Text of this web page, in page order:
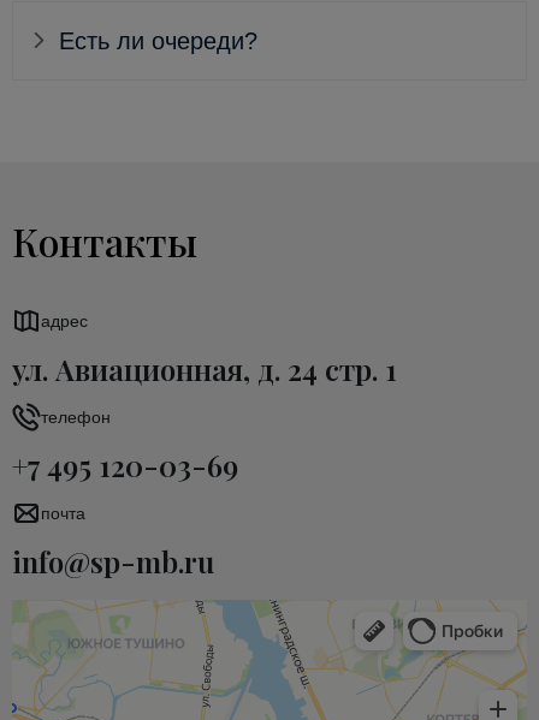
Есть ли очереди?
Контакты
адрес
ул. Авиационная, д. 24 стр. 1
телефон
+7 495 120-03-69
почта
info@sp-mb.ru